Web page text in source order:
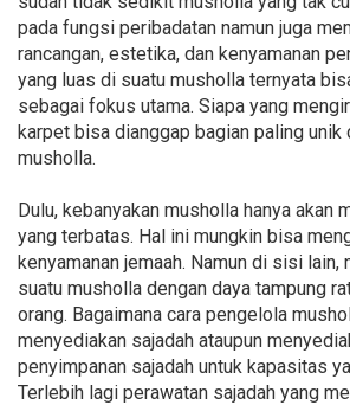
pada fungsi peribadatan namun juga
rancangan, estetika, dan kenyamanan
yang luas di suatu musholla ternyata
sebagai fokus utama. Siapa yang
karpet bisa dianggap bagian paling unik
musholla.
Dulu, kebanyakan musholla hanya akan
yang terbatas. Hal ini mungkin bisa
kenyamanan jemaah. Namun di sisi lain,
suatu musholla dengan daya tampung
orang. Bagaimana cara pengelola
menyediakan sajadah ataupun
penyimpanan sajadah untuk kapasitas
Terlebih lagi perawatan sajadah yang